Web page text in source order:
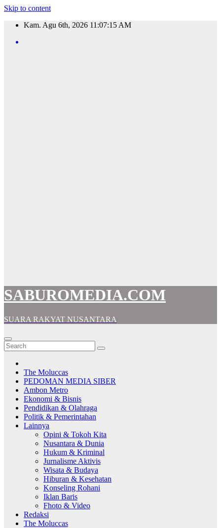
Skip to content
Kam. Agu 6th, 2026 11:07:16 AM
SABUROMEDIA.COM
SUARA RAKYAT NUSANTARA
The Moluccas
PEDOMAN MEDIA SIBER
Ambon Metro
Ekonomi & Bisnis
Pendidikan & Olahraga
Politik & Pemerintahan
Lainnya
Opini & Tokoh Kita
Nusantara & Dunia
Hukum & Kriminal
Jurnalisme Aktivis
Wisata & Budaya
Hiburan & Kesehatan
Konseling Rohani
Iklan Baris
Fhoto & Video
Redaksi
The Moluccas